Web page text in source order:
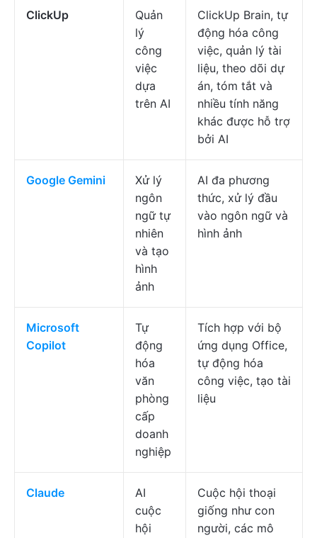
ClickUp
Quản
lý
công
việc
dựa
trên AI
ClickUp Brain, tự
động hóa công
việc, quản lý tài
liệu, theo dõi dự
án, tóm tắt và
nhiều tính năng
khác được hỗ trợ
bởi AI
Google Gemini
Xử lý
ngôn
ngữ tự
nhiên
và tạo
hình
ảnh
AI đa phương
thức, xử lý đầu
vào ngôn ngữ và
hình ảnh
Microsoft
Copilot
Tự
động
hóa
văn
phòng
cấp
doanh
nghiệp
Tích hợp với bộ
ứng dụng Office,
tự động hóa
công việc, tạo tài
liệu
Claude
AI
cuộc
hội
Cuộc hội thoại
giống như con
người, các mô